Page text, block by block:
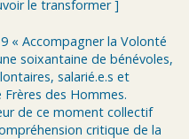
le transformer ]
« Accompagner la Volonté
soixantaine de bénévoles,
salarié.e.s et
des Hommes.
de ce moment collectif
critique de la